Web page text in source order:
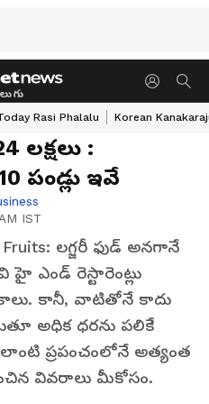
Rasi Phalalu Korean
లక్షలు :
పండ్లు ఇవే
IST
Fruits: లగ్జరీ ఫుడ్ అనగానే
హై ఎండ్ రెస్టారెంట్లు
కానీ, వాటితోనే కాదు
అధిక ధ‌ర‌ను ప‌లికే
ప్రపంచంలోనే అత్యంత
వివ‌రాలు మీకోసం.